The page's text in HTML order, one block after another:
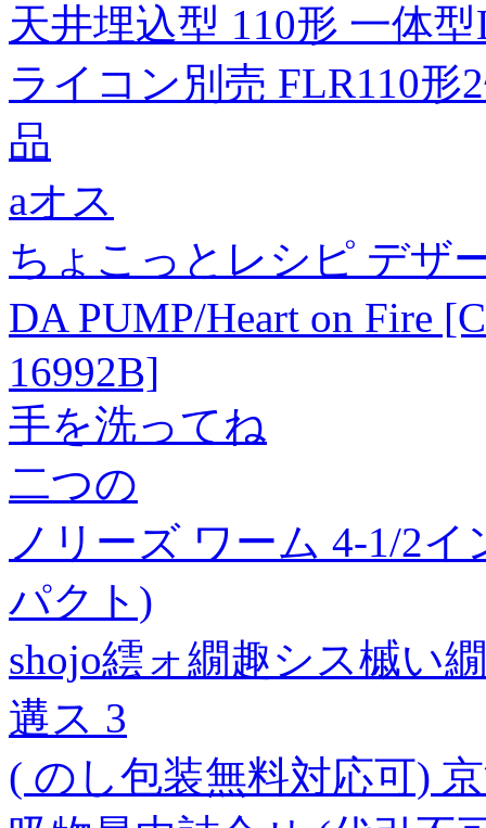
天井埋込型 110形 一体
ライコン別売 FLR110形
品
aオス
ちょこっとレシピ デザ
DA PUMP/Heart on Fire
16992B]
手を洗ってね
二つの
ノリーズ ワーム 4-1/2
パクト)
shojo繧ォ繝趣シス槭い
遘ス 3
( のし包装無料対応可)